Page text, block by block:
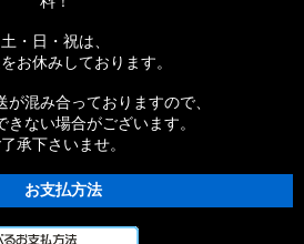
クSW［STRADIC SW］対応 カスタ
クSW［STRADIC SW］対応 カスタ
ィック［STRADIC］対応 カスタムパ
土・日・祝は、
お休みしております。
が混み合っておりますので、
きない場合がございます。
承下さいませ。
お支払方法